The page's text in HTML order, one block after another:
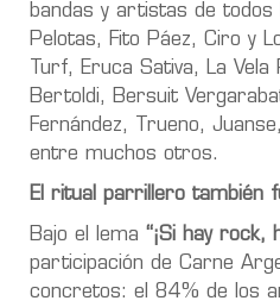
bandas y artistas de todos
Pelotas, Fito Páez, Ciro y
Turf, Eruca Sativa, La
Bertoldi, Bersuit
Fernández, Trueno,
entre muchos otros.
El ritual parrillero también
Bajo el lema “¡Si hay rock,
participación de Carne
concretos: el 84% de los